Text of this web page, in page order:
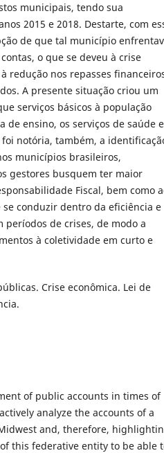
municipais, tendo sua
2015 e 2018. Destarte, com
de que tal município
o que se deveu à crise
redução nos repasses
A presente situação criou um
serviços básicos à população
de ensino, os serviços de saúde
notória, também, a
municípios brasileiros,
gestores busquem ter maior
Fiscal, bem como
conduzir dentro da eficiência e
períodos de crises, de modo a
à coletividade em curto e
Crise econômica. Lei de
of public accounts in times of
analyze the accounts of a
and, therefore,
this federative entity to be able